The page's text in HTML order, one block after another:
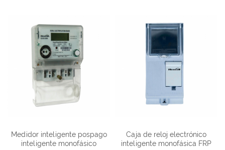
Medidor inteligente pospago
inteligente monofásico
Caja de reloj electrónico
inteligente monofásica FRP